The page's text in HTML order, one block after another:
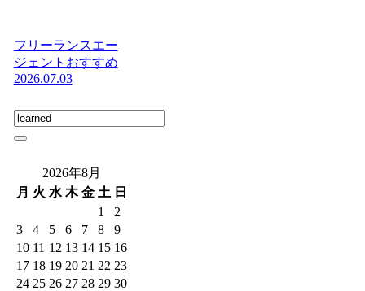
フリーランスエー
ジェントおすすめ
2026.07.03
2026年8月
月 火 水 木 金 土 日
1
2
3
4 5 6 7 8
9
10 11 12 13 14 15 16
17 18 19 20 21 22 23
24 25 26 27 28 29 30